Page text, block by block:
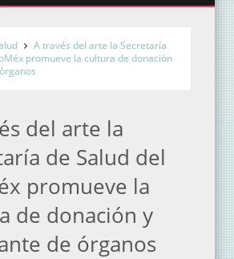
A través del arte la Secretaría
promueve la cultura de donación
del arte la
de Salud del
promueve la
de donación y
de órganos